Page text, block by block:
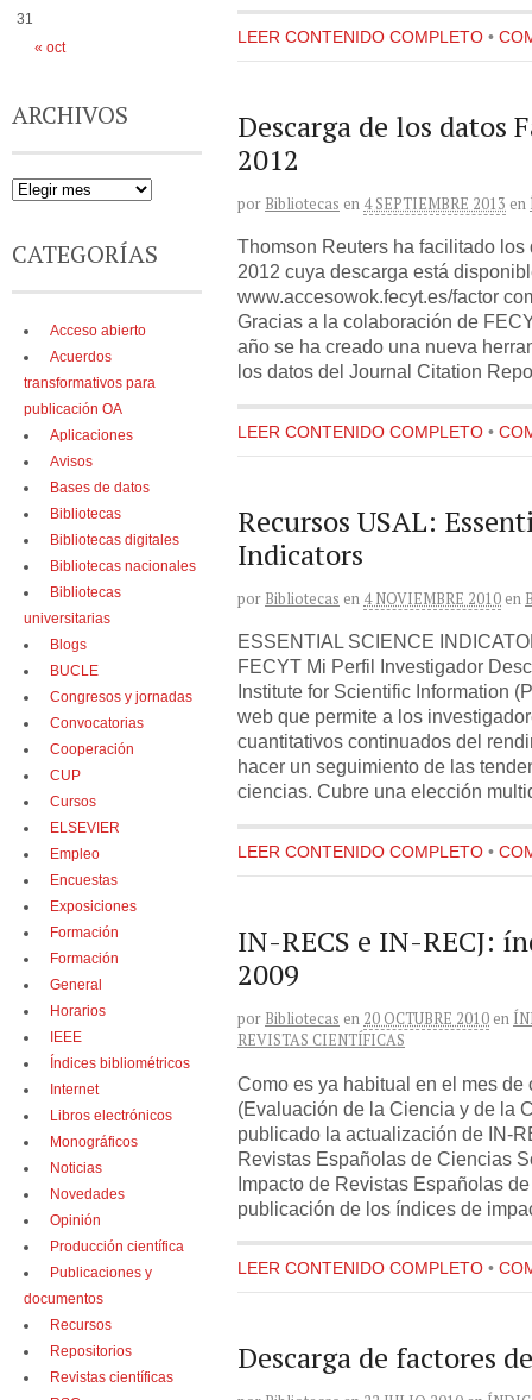
LEER CONTENIDO COMPLETO •
Descarga de los datos
2012
por Bibliotecas en 4 SEPTIEMBRE 2013 en
Thomson Reuters ha facilitado
2012 cuya descarga está
www.accesowok.fecyt.es/factor
Gracias a la colaboración de
año se ha creado una nueva
los datos del Journal Citation
LEER CONTENIDO COMPLETO •
Recursos USAL:
Indicators
por Bibliotecas en 4 NOVIEMBRE 2010 en
ESSENTIAL SCIENCE
FECYT Mi Perfil Investigador
Institute for Scientific Information
web que permite a los
cuantitativos continuados del
hacer un seguimiento de las
ciencias. Cubre una elección
LEER CONTENIDO COMPLETO •
IN-RECS e IN-RECJ:
2009
por Bibliotecas en 20 OCTUBRE 2010 en
REVISTAS CIENTÍFICAS
Como es ya habitual en el mes de
(Evaluación de la Ciencia y de la
publicado la actualización de IN-
Revistas Españolas de Ciencias
Impacto de Revistas Españolas
publicación de los índices de
LEER CONTENIDO COMPLETO •
Descarga de factores
« oct
31
ARCHIVOS
CATEGORÍAS
Acceso abierto
Acuerdos
transformativos para
publicación OA
Aplicaciones
Avisos
Bases de datos
Bibliotecas
Bibliotecas digitales
Bibliotecas nacionales
Bibliotecas
universitarias
Blogs
BUCLE
Congresos y jornadas
Convocatorias
Cooperación
CUP
Cursos
ELSEVIER
Empleo
Encuestas
Exposiciones
Formación
Formación
General
Horarios
IEEE
Índices bibliométricos
Internet
Libros electrónicos
Monográficos
Noticias
Novedades
Opinión
Producción científica
Publicaciones y
documentos
Recursos
Repositorios
Revistas científicas